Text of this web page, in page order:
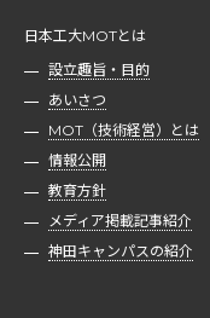
日本工大MOTとは
設立趣旨・目的
あいさつ
MOT（技術経営）とは
情報公開
教育方針
メディア掲載記事紹介
神田キャンパスの紹介